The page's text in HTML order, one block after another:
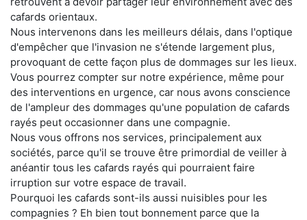
cafards orientaux.
Nous intervenons dans les meilleurs délais, dans l'optique
d'empêcher que l'invasion ne s'étende largement plus,
provoquant de cette façon plus de dommages sur les lieux.
Vous pourrez compter sur notre expérience, même pour
des interventions en urgence, car nous avons conscience
de l'ampleur des dommages qu'une population de cafards
rayés peut occasionner dans une compagnie.
Nous vous offrons nos services, principalement aux
sociétés, parce qu'il se trouve être primordial de veiller à
anéantir tous les cafards rayés qui pourraient faire
irruption sur votre espace de travail.
Pourquoi les cafards sont-ils aussi nuisibles pour les
compagnies ? Eh bien tout bonnement parce que la